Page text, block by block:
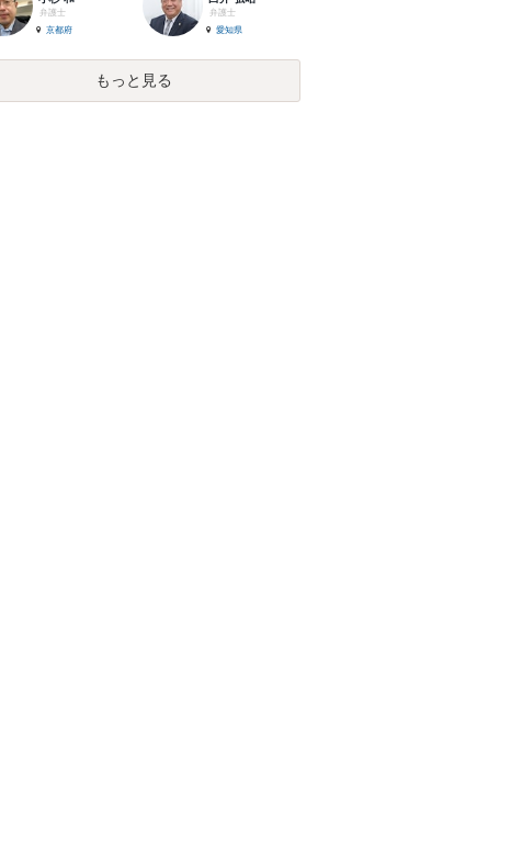
弁護士
京都府
弁護士
愛知県
もっと見る